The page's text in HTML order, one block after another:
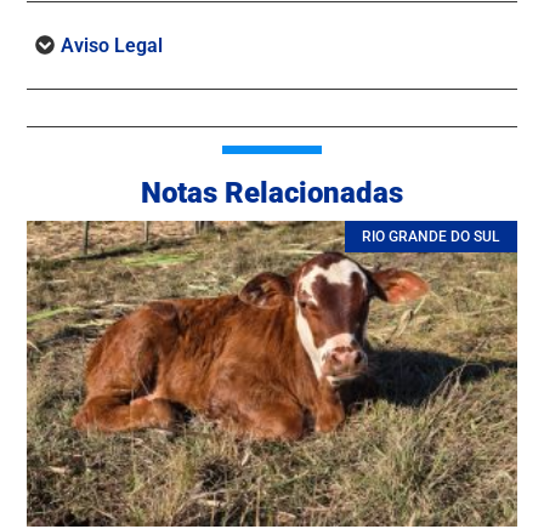
Aviso Legal
Notas Relacionadas
RIO GRANDE DO SUL